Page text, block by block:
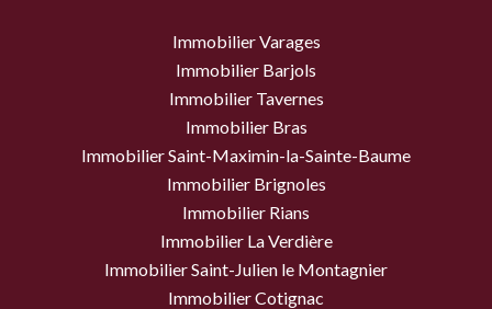
Immobilier Varages
Immobilier Barjols
Immobilier Tavernes
Immobilier Bras
Immobilier Saint-Maximin-la-Sainte-Baume
Immobilier Brignoles
Immobilier Rians
Immobilier La Verdière
Immobilier Saint-Julien le Montagnier
Immobilier Cotignac